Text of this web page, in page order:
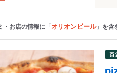
・恩納海岸
・読谷・北谷
宜野湾
・お店の情報に「オリオンビール」を含